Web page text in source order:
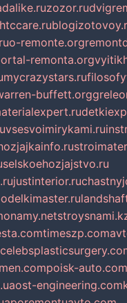
zozor.ru
htccare.ru
o-remonte.org
remonta.org
mycrazystars.ru
buffett.org
vsesvoimirykami.ru
selskoehozjajstvo.ru
justinterior.ru
timeszp.com
poisk-auto.com
ost-engineering.com